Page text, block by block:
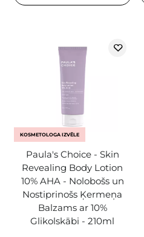
KOSMETOLOGA IZVĒLE
Paula's Choice - Skin
Revealing Body Lotion
10% AHA - Nolobošs un
Nostiprinošs Ķermeņa
Balzams ar 10%
Glikolskābi - 210ml